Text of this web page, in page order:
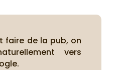
faire de la pub, on
vers